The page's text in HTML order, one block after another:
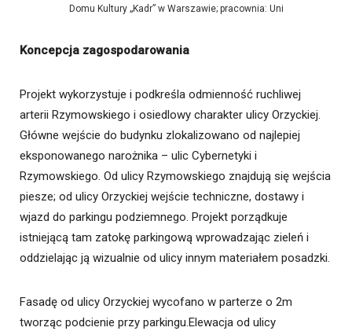
Domu Kultury „Kadr” w Warszawie; pracownia: Uni
Koncepcja zagospodarowania
Projekt wykorzystuje i podkreśla odmienność ruchliwej
arterii Rzymowskiego i osiedlowy charakter ulicy Orzyckiej.
Główne wejście do budynku zlokalizowano od najlepiej
eksponowanego narożnika – ulic Cybernetyki i
Rzymowskiego. Od ulicy Rzymowskiego znajdują się wejścia
piesze; od ulicy Orzyckiej wejście techniczne, dostawy i
wjazd do parkingu podziemnego. Projekt porządkuje
istniejącą tam zatokę parkingową wprowadzając zieleń i
oddzielając ją wizualnie od ulicy innym materiałem posadzki.
Fasadę od ulicy Orzyckiej wycofano w parterze o 2m
tworząc podcienie przy parkingu.Elewacja od ulicy